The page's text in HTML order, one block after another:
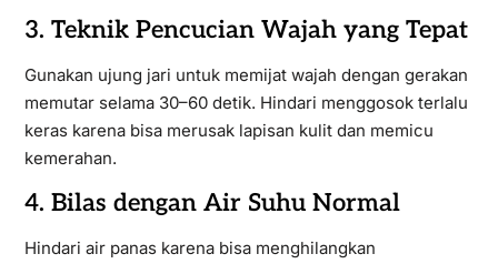
3. Teknik Pencucian Wajah yang Tepat
Gunakan ujung jari untuk memijat wajah dengan gerakan
memutar selama 30–60 detik. Hindari menggosok terlalu
keras karena bisa merusak lapisan kulit dan memicu
kemerahan.
4. Bilas dengan Air Suhu Normal
Hindari air panas karena bisa menghilangkan